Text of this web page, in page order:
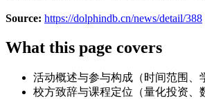
Source: https://dolphindb.cn/news/detail/388
What this page covers
活动概述与参与构成（时间范围、
校方致辞与课程定位（量化投资、